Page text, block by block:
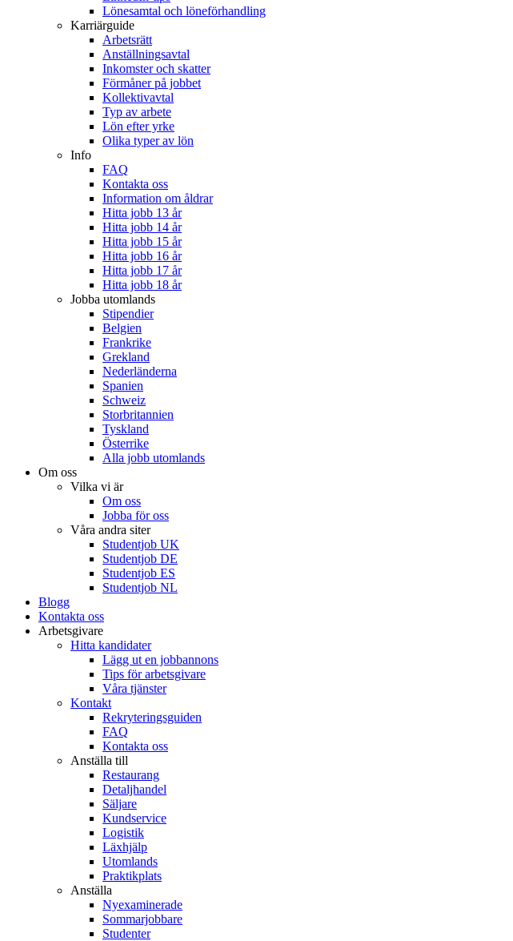
Lönesamtal och löneförhandling
Karriärguide
Arbetsrätt
Anställningsavtal
Inkomster och skatter
Förmåner på jobbet
Kollektivavtal
Typ av arbete
Lön efter yrke
Olika typer av lön
Info
FAQ
Kontakta oss
Information om åldrar
Hitta jobb 13 år
Hitta jobb 14 år
Hitta jobb 15 år
Hitta jobb 16 år
Hitta jobb 17 år
Hitta jobb 18 år
Jobba utomlands
Stipendier
Belgien
Frankrike
Grekland
Nederländerna
Spanien
Schweiz
Storbritannien
Tyskland
Österrike
Alla jobb utomlands
Om oss
Vilka vi är
Om oss
Jobba för oss
Våra andra siter
Studentjob UK
Studentjob DE
Studentjob ES
Studentjob NL
Blogg
Kontakta oss
Arbetsgivare
Hitta kandidater
Lägg ut en jobbannons
Tips för arbetsgivare
Våra tjänster
Kontakt
Rekryteringsguiden
FAQ
Kontakta oss
Anställa till
Restaurang
Detaljhandel
Säljare
Kundservice
Logistik
Läxhjälp
Utomlands
Praktikplats
Anställa
Nyexaminerade
Sommarjobbare
Studenter